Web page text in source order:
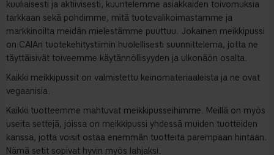
kuuliaisesti ja aktiivisesti, kuuntelemme asiakkaiden toivomuksia
tarkkaan sekä pohdimme, mitä tuotevalikoimastamme ja
markkinoilta meidän mielestämme puuttuu. Jokainen meikkipussi
on CAIAn tuotekehitystiimin huolellisesti suunnittelema, jotta ne
täyttäisivät toiveemme käytännöllisyyden ja ulkonäön osalta.
Kaikki meikkipussit on valmistettu keinomateriaaleista ja ne ovat
vegaanisia.
Kaikki tuotteemme mahtuvat meikkipusseihimme. Meillä on myös
useita settejä, joissa on meikkipussi yhdessä muiden tuotteiden
kanssa, jotta voisit ostaa enemmän tuotteita parempaan hintaan.
Nämä setit sopivat hyvin myös lahjaksi.